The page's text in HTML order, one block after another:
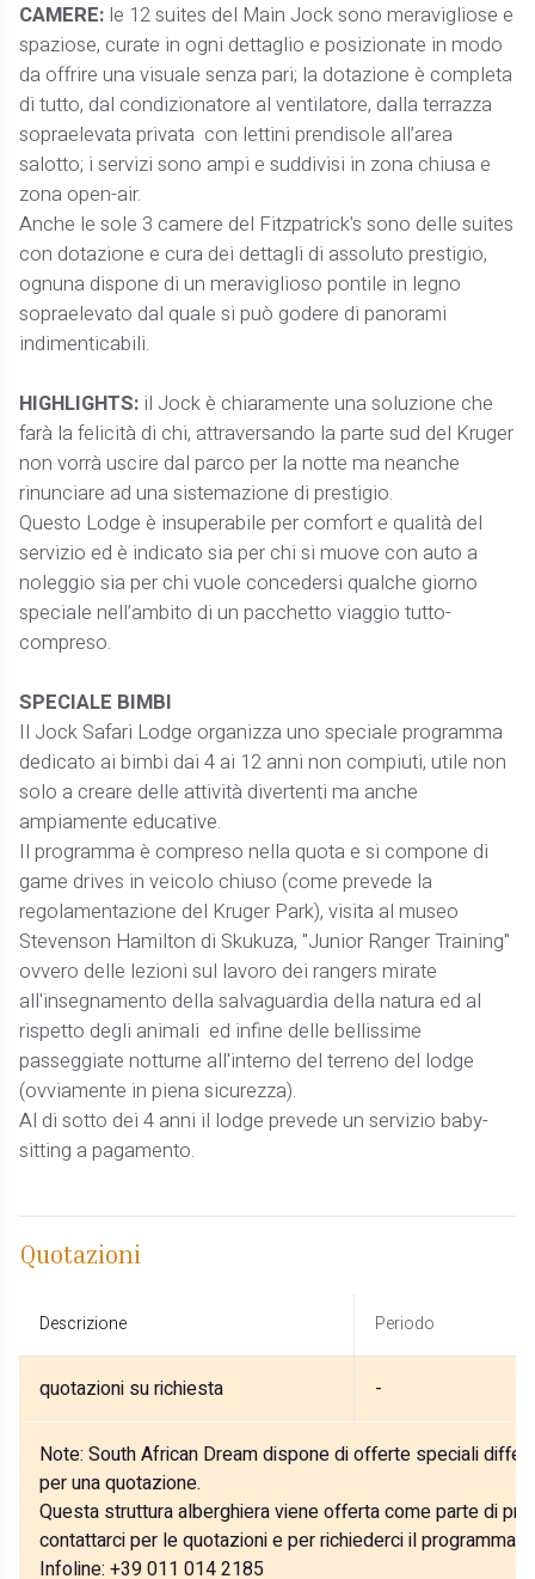
CAMERE: le 12 suites del Main Jock sono meravigliose e
spaziose, curate in ogni dettaglio e posizionate in modo
da offrire una visuale senza pari; la dotazione è completa
di tutto, dal condizionatore al ventilatore, dalla terrazza
sopraelevata privata con lettini prendisole all’area
salotto; i servizi sono ampi e suddivisi in zona chiusa e
zona open-air.
Anche le sole 3 camere del Fitzpatrick's sono delle suites
con dotazione e cura dei dettagli di assoluto prestigio,
ognuna dispone di un meraviglioso pontile in legno
sopraelevato dal quale si può godere di panorami
indimenticabili.
HIGHLIGHTS: il Jock è chiaramente una soluzione che
farà la felicità di chi, attraversando la parte sud del Kruger
non vorrà uscire dal parco per la notte ma neanche
rinunciare ad una sistemazione di prestigio.
Questo Lodge è insuperabile per comfort e qualità del
servizio ed è indicato sia per chi si muove con auto a
noleggio sia per chi vuole concedersi qualche giorno
speciale nell’ambito di un pacchetto viaggio tutto-
compreso.
SPECIALE BIMBI
Il Jock Safari Lodge organizza uno speciale programma
dedicato ai bimbi dai 4 ai 12 anni non compiuti, utile non
solo a creare delle attività divertenti ma anche
ampiamente educative.
Il programma è compreso nella quota e si compone di
game drives in veicolo chiuso (come prevede la
regolamentazione del Kruger Park), visita al museo
Stevenson Hamilton di Skukuza, "Junior Ranger Training"
ovvero delle lezioni sul lavoro dei rangers mirate
all'insegnamento della salvaguardia della natura ed al
rispetto degli animali ed infine delle bellissime
passeggiate notturne all'interno del terreno del lodge
(ovviamente in piena sicurezza).
Al di sotto dei 4 anni il lodge prevede un servizio baby-
sitting a pagamento.
Quotazioni
Descrizione Periodo
quotazioni su richiesta -
Note: South African Dream dispone di offerte speciali
per una quotazione.
Questa struttura alberghiera viene offerta come parte di
contattarci per le quotazioni e per richiederci il programma
Infoline: +39 011 014 2185